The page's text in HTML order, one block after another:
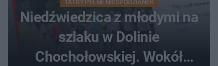
TATRY PEŁNE NIESPODZIANEK
Niedźwiedzica z młodymi na
szlaku w Dolinie
Chochołowskiej. Wokół